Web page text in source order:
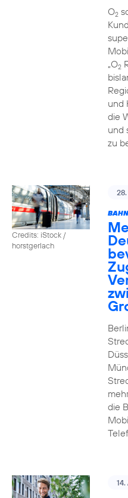
O2
„O2
und
die
und
zu
Credits: iStock /
horstgerlach
die